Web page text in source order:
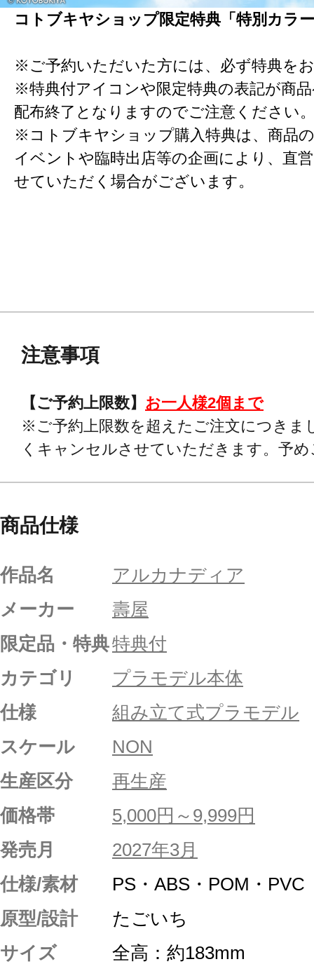
コトブキヤショップ限定特典「特別カラ
※ご予約いただいた方には、必ず特典を
※特典付アイコンや限定特典の表記が商
配布終了となりますのでご注意ください
※コトブキヤショップ購入特典は、商品
イベントや臨時出店等の企画により、直
せていただく場合がございます。
注意事項
【ご予約上限数】 お一人様2個まで
※ご予約上限数を超えたご注文につきま
くキャンセルさせていただきます。予
商品仕様
作品名
アルカナディア
メーカー
壽屋
限定品・特典特典付
カテゴリ
プラモデル本体
仕様
組み立て式プラモデル
スケール
NON
生産区分
再生産
価格帯
5,000円～9,999円
発売月
2027年3月
仕様/素材
PS・ABS・POM・PVC
原型/設計
たごいち
サイズ
全高：約183mm